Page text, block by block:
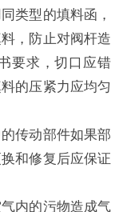
类型的填料函，
，防止对阀杆造
要求，切口应错
的压紧力应均匀
传动部件如果部
和修复后应保证
内的污物造成气